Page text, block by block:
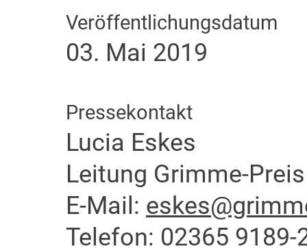
Veröffentlichungsdatum
03. Mai 2019
Pressekontakt
Lucia Eskes
Leitung Grimme-Preis
E-Mail:
Telefon: 02365 9189-